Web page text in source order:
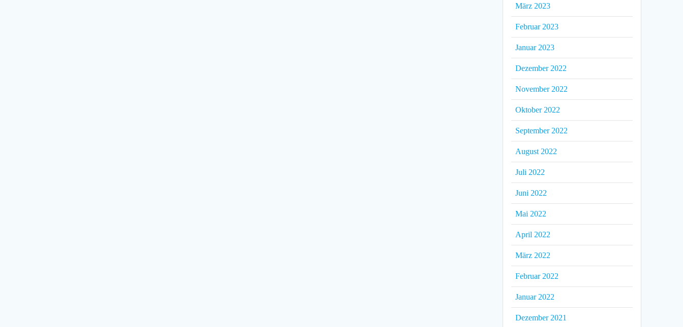
März 2023
Februar 2023
Januar 2023
Dezember 2022
November 2022
Oktober 2022
September 2022
August 2022
Juli 2022
Juni 2022
Mai 2022
April 2022
März 2022
Februar 2022
Januar 2022
Dezember 2021